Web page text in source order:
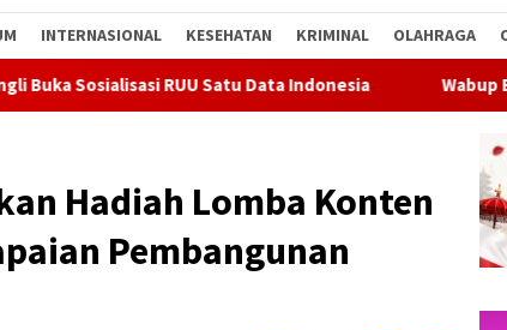
INTERNASIONAL KESEHATAN KRIMINAL OLAHRAGA
Satu Data Indonesia Wabup Bangli Lepas Jalan
Hadiah Lomba Konten
Pembangunan